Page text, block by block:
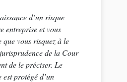
d’un risque
entreprise et vous
que vous risquez à le
de la Cour
de le préciser. Le
protégé d’un